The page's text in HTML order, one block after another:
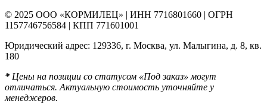
© 2025 ООО «КОРМИЛЕЦ» | ИНН 7716801660 | ОГРН
1157746756584 | КПП 771601001
Юридический адрес: 129336, г. Москва, ул. Малыгина, д. 8, кв.
180
* Цены на позиции со статусом «Под заказ» могут
отличаться. Актуальную стоимость уточняйте у
менеджеров.